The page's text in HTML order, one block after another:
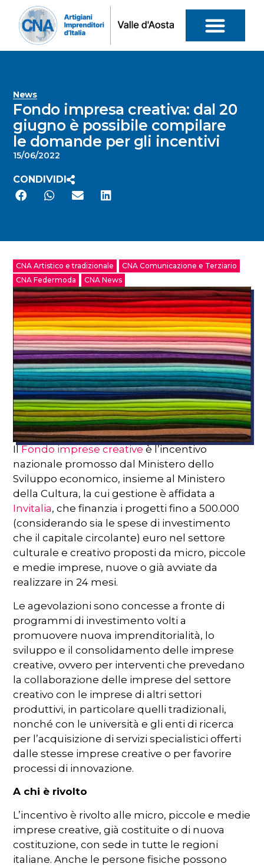
News
Fondo impresa creativa: dal 20
giugno è possibile compilare
le domande per gli incentivi
15/06/2022
CONDIVIDI
CNA Artistico e tradizionale
CNA Comunicazione e Terziario
CNA Federmoda
CNA News
Il Fondo imprese creative è l’incentivo
nazionale promosso dal Ministero dello
Sviluppo economico, insieme al Ministero
della Cultura, la cui gestione è affidata a
Invitalia, che finanzia i progetti fino a 500.000
(considerando sia le spese di investimento
che il capitale circolante) euro nel settore
culturale e creativo proposti da micro, piccole
e medie imprese, nuove o già avviate da
realizzare in 24 mesi.
Le agevolazioni sono concesse a fronte di
programmi di investimento volti a
promuovere nuova imprenditorialità, lo
sviluppo e il consolidamento delle imprese
creative, ovvero per interventi che prevedano
la collaborazione delle imprese del settore
creativo con le imprese di altri settori
produttivi, in particolare quelli tradizionali,
nonché con le università e gli enti di ricerca
per l’acquisizione di servizi specialistici offerti
dalle stesse imprese creative o per favorire
processi di innovazione.
A chi è rivolto
L’incentivo è rivolto alle micro, piccole e medie
imprese creative, già costituite o di nuova
costituzione, con sede in tutte le regioni
italiane. Anche le persone fisiche possono